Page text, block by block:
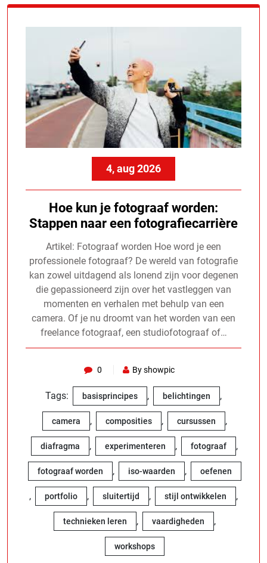
4, aug 2026
Hoe kun je fotograaf worden:
Stappen naar een fotografiecarrière
Artikel: Fotograaf worden Hoe word je een
professionele fotograaf? De wereld van fotografie
kan zowel uitdagend als lonend zijn voor degenen
die gepassioneerd zijn over het vastleggen van
momenten en verhalen met behulp van een
camera. Of je nu droomt van het worden van een
freelance fotograaf, een studiofotograaf of…
0 By showpic
Tags: basisprincipes , belichtingen ,
camera , composities , cursussen ,
diafragma , experimenteren , fotograaf ,
fotograaf worden , iso-waarden , oefenen
, portfolio , sluitertijd , stijl ontwikkelen ,
technieken leren , vaardigheden ,
workshops